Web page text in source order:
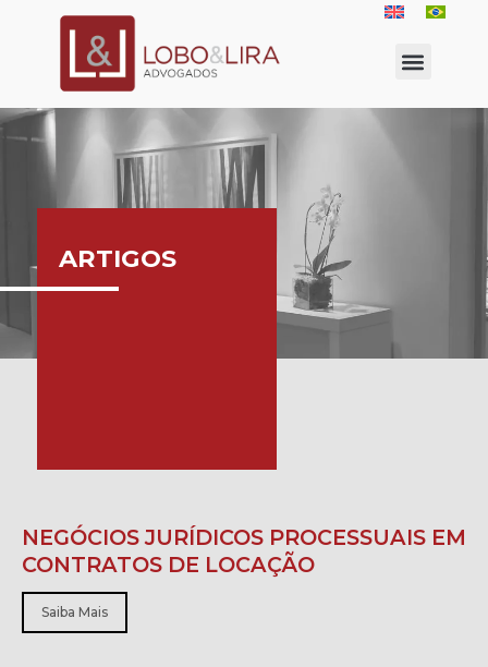
ARTIGOS
NEGÓCIOS JURÍDICOS PROCESSUAIS EM
CONTRATOS DE LOCAÇÃO
Saiba Mais